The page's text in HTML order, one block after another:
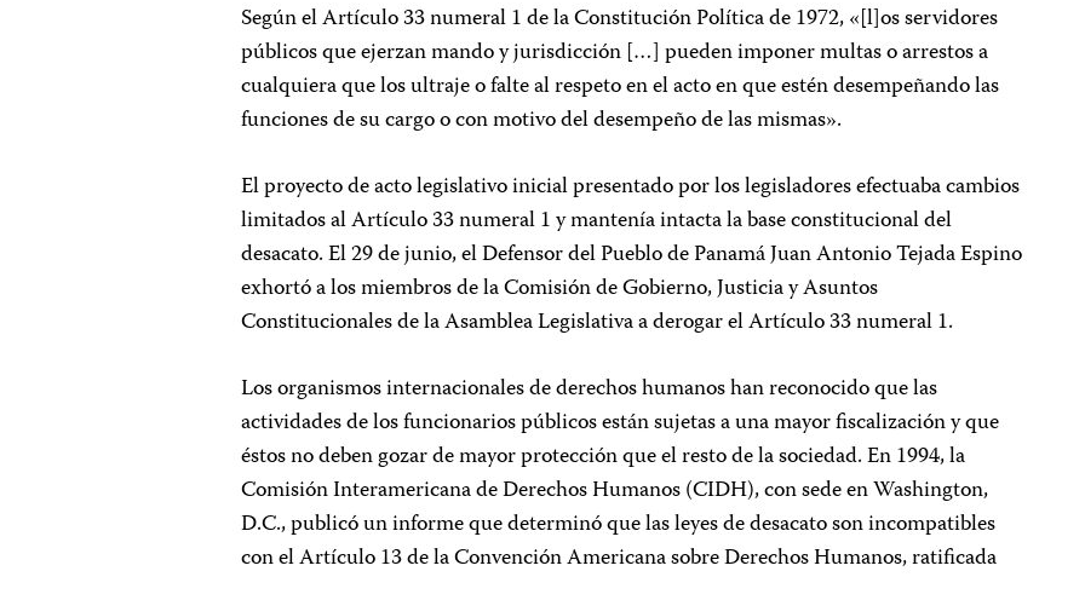
Según el Artículo 33 numeral 1 de la Constitución Política de 1972, «[l]os servidores
públicos que ejerzan mando y jurisdicción […] pueden imponer multas o arrestos a
cualquiera que los ultraje o falte al respeto en el acto en que estén desempeñando las
funciones de su cargo o con motivo del desempeño de las mismas».
El proyecto de acto legislativo inicial presentado por los legisladores efectuaba cambios
limitados al Artículo 33 numeral 1 y mantenía intacta la base constitucional del
desacato. El 29 de junio, el Defensor del Pueblo de Panamá Juan Antonio Tejada Espino
exhortó a los miembros de la Comisión de Gobierno, Justicia y Asuntos
Constitucionales de la Asamblea Legislativa a derogar el Artículo 33 numeral 1.
Los organismos internacionales de derechos humanos han reconocido que las
actividades de los funcionarios públicos están sujetas a una mayor fiscalización y que
éstos no deben gozar de mayor protección que el resto de la sociedad. En 1994, la
Comisión Interamericana de Derechos Humanos (CIDH), con sede en Washington,
D.C., publicó un informe que determinó que las leyes de desacato son incompatibles
con el Artículo 13 de la Convención Americana sobre Derechos Humanos, ratificada